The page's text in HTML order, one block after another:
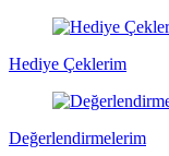
Hediye Çeklerim
Değerlendirmelerim